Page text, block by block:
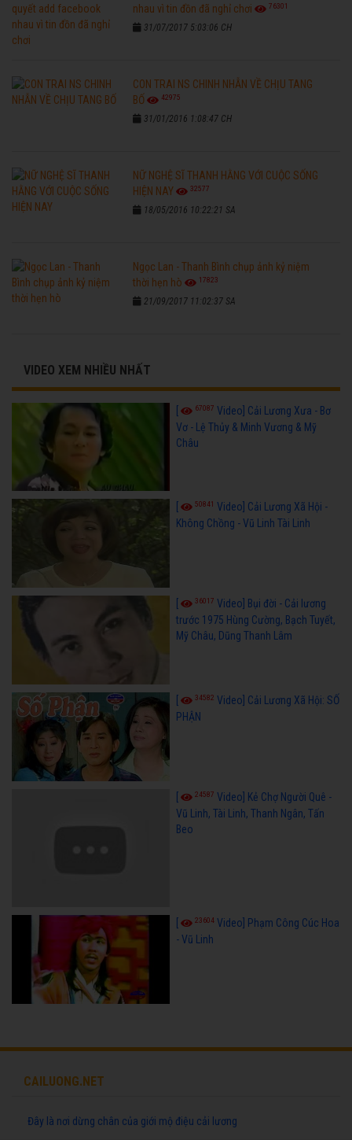
nhau vì tin đồn đã nghỉ chơi
76301
31/07/2017 5:03:06 CH
CON TRAI NS CHINH NHẪN VỀ CHỊU TANG
BỐ
42975
31/01/2016 1:08:47 CH
NỮ NGHỆ SĨ THANH HẰNG VỚI CUỘC SỐNG
HIỆN NAY
32577
18/05/2016 10:22:21 SA
Ngọc Lan - Thanh Bình chụp ảnh kỷ niệm
thời hẹn hò
17823
21/09/2017 11:02:37 SA
VIDEO XEM NHIỀU NHẤT
[ 67087 Video] Cải Lương Xưa - Bơ
Vơ - Lệ Thủy & Minh Vương & Mỹ
Châu
50841
Video] Cải Lương Xã Hội -
Không Chồng - Vũ Linh Tài Linh
36017 Video] Bụi đời - Cải lương
trước 1975 Hùng Cường, Bạch Tuyết,
Mỹ Châu, Dũng Thanh Lâm
34582 Video] Cải Lương Xã Hội: SỐ
PHẬN
24587 Video] Kẻ Chợ Người Quê -
Vũ Linh, Tài Linh, Thanh Ngân, Tấn
Beo
23604 Video] Phạm Công Cúc Hoa
- Vũ Linh
CAILUONG.NET
Đây là nơi dừng chân của giới mộ điệu cải lương